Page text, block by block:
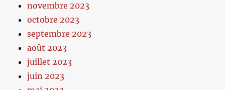
novembre 2023
octobre 2023
septembre 2023
août 2023
juillet 2023
juin 2023